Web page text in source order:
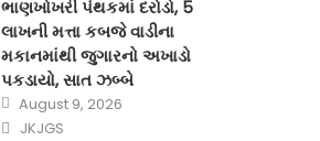
ભાણખોખરી પંથકમાં દરોડો, 5
લાખની મત્તા કબજે વાડીના
મકાનમાંથી જુગારનો અખાડો
પકડાયો, સાત ઝબ્બે
Posted
on
August 9, 2026
Author
JKJGS